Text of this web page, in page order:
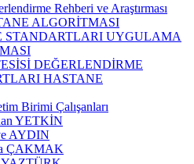
Rehberi ve Araştırması
ALGORİTMASI
STANDARTLARI UYGULAMA
DEĞERLENDİRME
HASTANE
Birimi Çalışanları
YETKİN
AYDIN
ÇAKMAK